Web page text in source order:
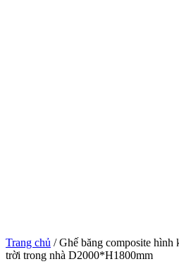
Trang chủ /Ghế băng composite hình
trời trong nhà D2000*H1800mm